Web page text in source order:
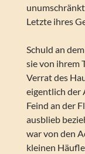
Letzte ihres
Schuld an
sie von ihrem
Verrat des
eigentlich der
Feind an der
ausblieb
war von den
kleinen